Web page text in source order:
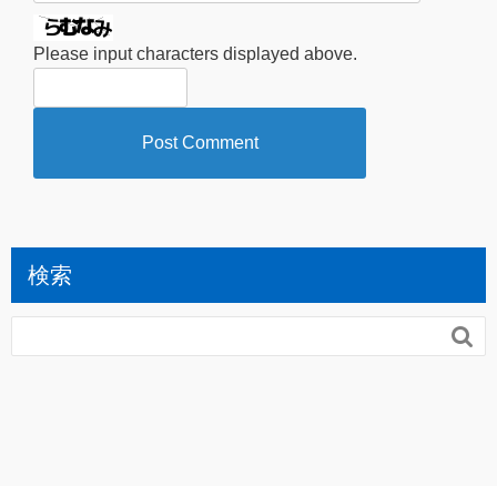
Please input characters displayed above.
検索
